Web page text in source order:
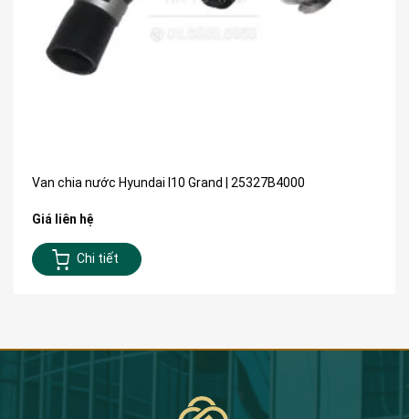
Van chia nước Hyundai I10 Grand | 25327B4000
Giá liên hệ
Chi tiết